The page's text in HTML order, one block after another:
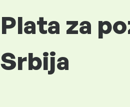
Plata za
Srbija